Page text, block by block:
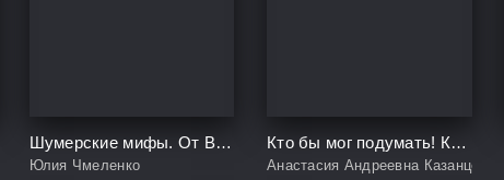
Шумерские мифы. От Всемирного потопа и эпоса о Гильгамеше до бога Энки и птицы Анзуд
Юлия Чмеленко
Кто бы мог подумать! Как мозг заставляет нас делать глупости
Анастасия Андреевна Казанцева